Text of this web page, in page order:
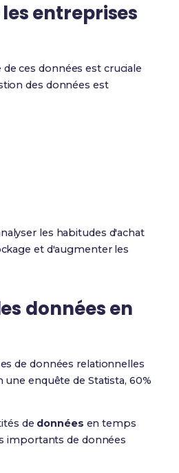
entreprises
ces données est cruciale
des données est
les habitudes d'achat
et d'augmenter les
données en
de données relationnelles
enquête de Statista, 60%
de données en temps
importants de données